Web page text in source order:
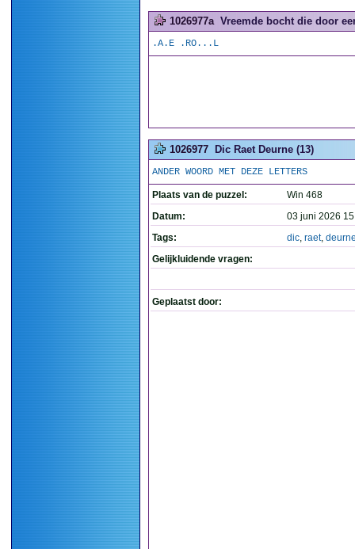
1026977a Vreemde bocht die door
.A.E .RO...L
1026977 Dic Raet Deurne (13)
ANDER WOORD MET DEZE LETTERS
Plaats van de puzzel:
Win 468
Datum:
03 juni 2026
Tags:
dic, raet,
Gelijkluidende vragen:
Geplaatst door: